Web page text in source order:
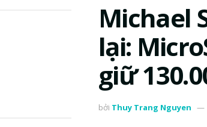
Michael
lại:
giữ
bởi Thuy Trang Nguyen